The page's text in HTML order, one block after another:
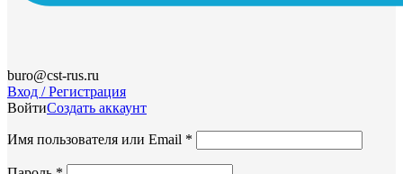
buro@cst-rus.ru
Вход / Регистрация
ВойтиСоздать аккаунт
Имя пользователя или Email *